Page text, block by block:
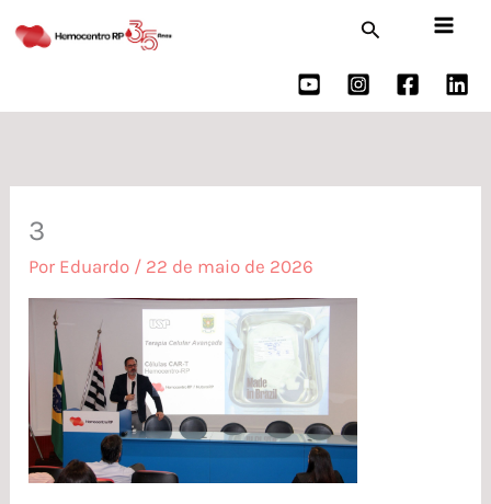
para
conteúdo
Pesquisar
3
Por Eduardo / 22 de maio de 2026